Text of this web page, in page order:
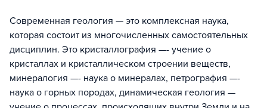
Современная геология — это комплексная наука,
которая состоит из многочисленных самостоятельных
дисциплин. Это кристаллография —- учение о
кристаллах и кристаллическом строении веществ,
минералогия —- наука о минералах, петрография —-
наука о горных породах, динамическая геология —